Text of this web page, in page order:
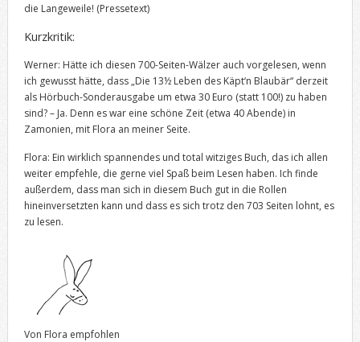
die Langeweile! (Pressetext)
Kurzkritik:
Werner: Hätte ich diesen 700-Seiten-Wälzer auch vorgelesen, wenn
ich gewusst hätte, dass „Die 13½ Leben des Käpt‘n Blaubär“ derzeit
als Hörbuch-Sonderausgabe um etwa 30 Euro (statt 100!) zu haben
sind? – Ja. Denn es war eine schöne Zeit (etwa 40 Abende) in
Zamonien, mit Flora an meiner Seite.
Flora: Ein wirklich spannendes und total witziges Buch, das ich allen
weiter empfehle, die gerne viel Spaß beim Lesen haben. Ich finde
außerdem, dass man sich in diesem Buch gut in die Rollen
hineinversetzten kann und dass es sich trotz den 703 Seiten lohnt, es
zu lesen.
Von Flora empfohlen